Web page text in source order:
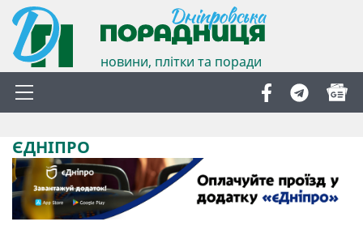
новини, плітки та поради
ЄДНІПРО